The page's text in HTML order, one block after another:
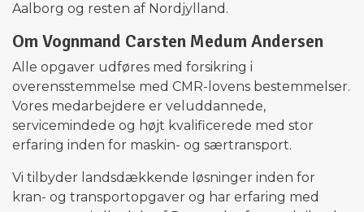
Aalborg og resten af Nordjylland.
Om Vognmand Carsten Medum Andersen
Alle opgaver udføres med forsikring i
overensstemmelse med CMR-lovens bestemmelser.
Vores medarbejdere er veluddannede,
servicemindede og højt kvalificerede med stor
erfaring inden for maskin- og særtransport.
Vi tilbyder landsdækkende løsninger inden for
kran- og transportopgaver og har erfaring med